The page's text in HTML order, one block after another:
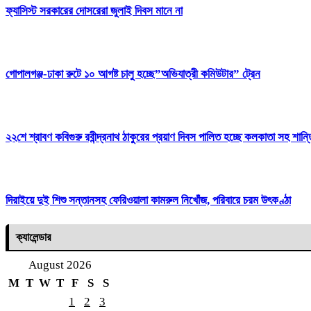
ফ্যাসিস্ট সরকারের দোসরেরা জুলাই দিবস মানে না
গোপালগঞ্জ-ঢাকা রুটে ১০ আগষ্ট চালু হচ্ছে”অভিযাত্রী কমিউটার” ট্রেন
২২শে শ্রাবণ কবিগুরু রবীন্দ্রনাথ ঠাকুরের প্রয়াণ দিবস পালিত হচ্ছে কলকাতা সহ
দিরাইয়ে দুই শিশু সন্তানসহ ফেরিওয়ালা কামরুল নিখোঁজ, পরিবারে চরম উৎকণ্ঠা
ক্যালেন্ডার
August 2026
M T W T F S
S
1
2 3